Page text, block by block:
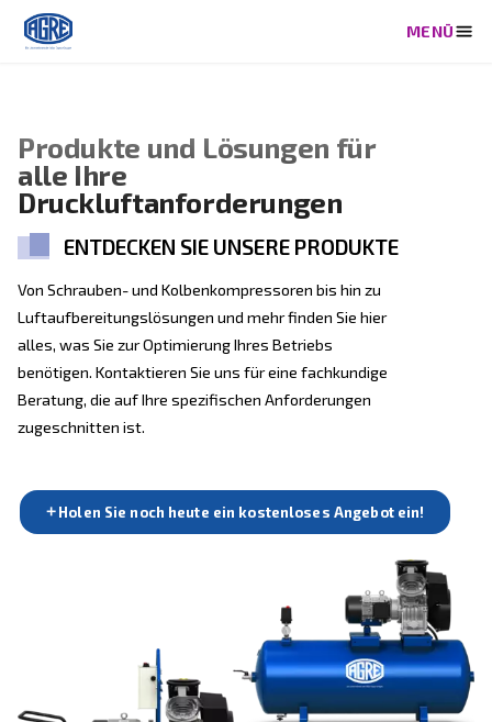
ENTDECKEN SIE UNSERE
Produkte und Lösungen für
alle Ihre
Druckluftanforderungen
Von Schrauben- und Kolbenkompressoren bis hin zu
Luftaufbereitungslösungen und mehr finden Sie hier
alles, was Sie zur Optimierung Ihres Betriebs
Beratung, die auf Ihre spezifischen Anforderungen
zugeschnitten ist.
Holen Sie noch heute ein kostenloses